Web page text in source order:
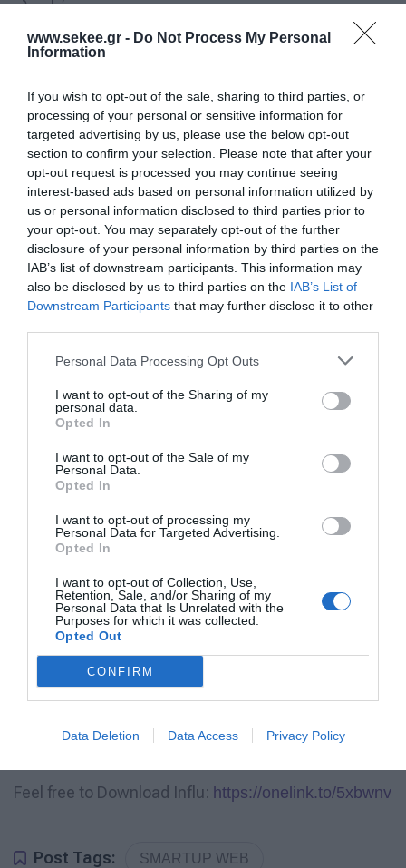
www.sekee.gr - Do Not Process My Personal
Information
If you wish to opt-out of the sale, sharing to third parties, or
processing of your personal or sensitive information for
targeted advertising by us, please use the below opt-out
section to confirm your selection. Please note that after your
opt-out request is processed you may continue seeing
interest-based ads based on personal information utilized by
us or personal information disclosed to third parties prior to
your opt-out. You may separately opt-out of the further
disclosure of your personal information by third parties on the
IAB’s list of downstream participants. This information may
also be disclosed by us to third parties on the IAB’s List of
Downstream Participants that may further disclose it to other
Personal Data Processing Opt Outs
I want to opt-out of the Sharing of my
personal data.
Opted In
I want to opt-out of the Sale of my
Personal Data.
Opted In
I want to opt-out of processing my
Personal Data for Targeted Advertising.
Opted In
I want to opt-out of Collection, Use,
Retention, Sale, and/or Sharing of my
Personal Data that Is Unrelated with the
Purposes for which it was collected.
Opted Out
CONFIRM
Data Deletion Data Access Privacy Policy
πλατφόρμα
Smart Delivery Plus. To Smart Delivery Plus είναι η
πλέον ολοκληρωμένη λύση για εύκολες, γρήγορες
λιανικής και με πλήρως customized περιβάλλον. Σε
πολύ
σύντομο χρόνο προσαρμόστηκε στις αισθητικές και
πρακτικές ανάγκες της P for Pelion και δόθηκε στα
χέρια των πελατών του μέσω των κινητών τους με
την μορφή μιας δωρεάν εφαρμογής. Η επιχείρηση
χρησιμοποιεί την εφαρμογή, ικανοποιημένη από τα
κέρδη και την αναγνωρισιμότητα της,
χρησιμοποιώντας όλο και λιγότερο το e-shop.
Σήμερα με το Smart Delivery Plus, τα
επιχείρηση είναι:
τόσο για τις παραγγελίες χονδρικής όσο και της
λιανικής, κάνοντας πιο εύκολη τη διαχείριση αυτών
Μέσα στο πρώτo δίμηνο χρήσης της πλατφόρμας, το
50% των πελατών της P for Pelion χρησιμοποιεί την
Παραδόθηκε σε λιγότερο από μία εβδομάδα γιατί
είναι έτοιμη και scalable
Δεν απαιτείται κανένα υπόβαθρο προγραμματισμού
ή ειδικές τεχνικές δεξιότητες για τη λειτουργία του.
Η επιχείρηση χρησιμοποιεί την πλατφόρμα όχι μόνο
Feel free to Download Influ: https://onelink.to/5xbwnv
Post Tags: SMARTUP WEB